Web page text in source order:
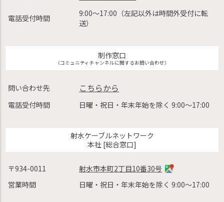
電話受付時間
9:00〜17:00（左記以外は時間外受付に転
送）
制作窓口
（コミュニティチャンネルに関するお問い合わせ）
問い合わせ先 こちらから
電話受付時間 日曜・祝日・年末年始を除く 9:00〜17:00
射水ケーブルネットワーク
本社 [総合窓口]
〒934-0011
射水市本町2丁目10番30号
営業時間
日曜・祝日・年末年始を除く 9:00〜17:00